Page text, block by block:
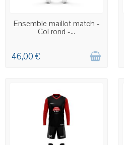
COMMANDE PERSONNALISÉE
Ensemble maillot match -
Col rond -...
46,00 €